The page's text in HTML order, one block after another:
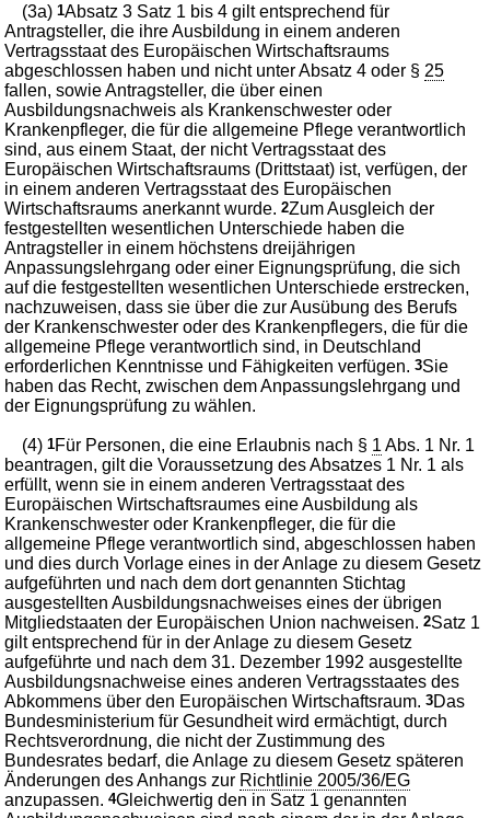
(3a)1Absatz 3 Satz 1 bis 4 gilt entsprechend für
Antragsteller, die ihre Ausbildung in einem anderen
Vertragsstaat des Europäischen Wirtschaftsraums
abgeschlossen haben und nicht unter Absatz 4 oder § 25
fallen, sowie Antragsteller, die über einen
Ausbildungsnachweis als Krankenschwester oder
Krankenpfleger, die für die allgemeine Pflege verantwortlich
sind, aus einem Staat, der nicht Vertragsstaat des
Europäischen Wirtschaftsraums (Drittstaat) ist, verfügen, der
in einem anderen Vertragsstaat des Europäischen
Wirtschaftsraums anerkannt wurde.2Zum Ausgleich der
festgestellten wesentlichen Unterschiede haben die
Antragsteller in einem höchstens dreijährigen
Anpassungslehrgang oder einer Eignungsprüfung, die sich
auf die festgestellten wesentlichen Unterschiede erstrecken,
nachzuweisen, dass sie über die zur Ausübung des Berufs
der Krankenschwester oder des Krankenpflegers, die für die
allgemeine Pflege verantwortlich sind, in Deutschland
erforderlichen Kenntnisse und Fähigkeiten verfügen.3Sie
haben das Recht, zwischen dem Anpassungslehrgang und
der Eignungsprüfung zu wählen.
(4)1Für Personen, die eine Erlaubnis nach § 1 Abs. 1 Nr. 1
beantragen, gilt die Voraussetzung des Absatzes 1 Nr. 1 als
erfüllt, wenn sie in einem anderen Vertragsstaat des
Europäischen Wirtschaftsraumes eine Ausbildung als
Krankenschwester oder Krankenpfleger, die für die
allgemeine Pflege verantwortlich sind, abgeschlossen haben
und dies durch Vorlage eines in der Anlage zu diesem Gesetz
aufgeführten und nach dem dort genannten Stichtag
ausgestellten Ausbildungsnachweises eines der übrigen
Mitgliedstaaten der Europäischen Union nachweisen.2Satz 1
gilt entsprechend für in der Anlage zu diesem Gesetz
aufgeführte und nach dem 31. Dezember 1992 ausgestellte
Ausbildungsnachweise eines anderen Vertragsstaates des
Abkommens über den Europäischen Wirtschaftsraum.3Das
Bundesministerium für Gesundheit wird ermächtigt, durch
Rechtsverordnung, die nicht der Zustimmung des
Bundesrates bedarf, die Anlage zu diesem Gesetz späteren
Änderungen des Anhangs zur Richtlinie 2005/36/EG
anzupassen.4Gleichwertig den in Satz 1 genannten